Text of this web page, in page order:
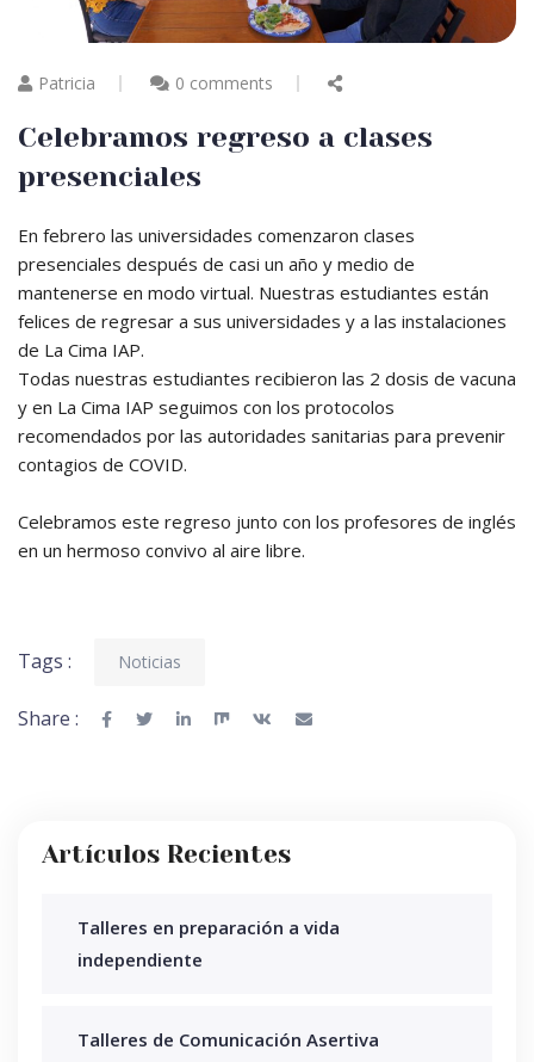
Patricia 0 comments
Celebramos regreso a clases
presenciales
En febrero las universidades comenzaron clases
presenciales después de casi un año y medio de
mantenerse en modo virtual. Nuestras estudiantes están
felices de regresar a sus universidades y a las instalaciones
de La Cima IAP.
Todas nuestras estudiantes recibieron las 2 dosis de vacuna
y en La Cima IAP seguimos con los protocolos
recomendados por las autoridades sanitarias para prevenir
contagios de COVID.
Celebramos este regreso junto con los profesores de inglés
en un hermoso convivo al aire libre.
Tags : Noticias
Share :
Artículos Recientes
Talleres en preparación a vida
independiente
Talleres de Comunicación Asertiva